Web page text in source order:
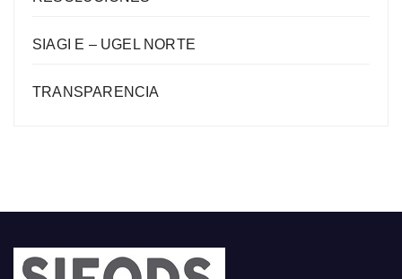
SIAGI E – UGEL NORTE
TRANSPARENCIA